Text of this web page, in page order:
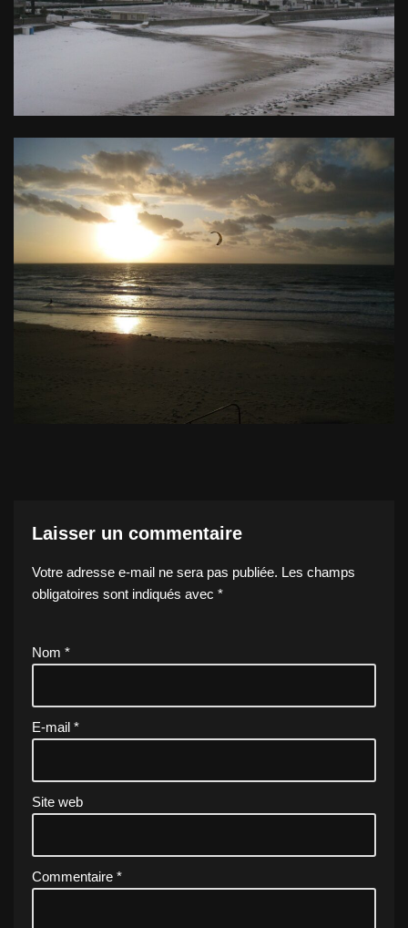
Laisser un commentaire
Votre adresse e-mail ne sera pas publiée. Les champs
obligatoires sont indiqués avec *
Nom *
E-mail *
Site web
Commentaire *